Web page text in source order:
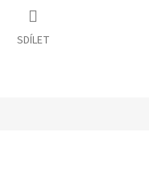
SDÍLET